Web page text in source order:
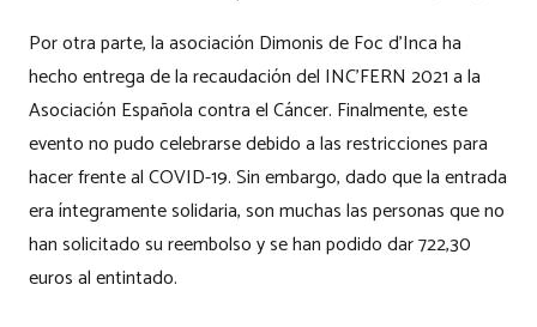
Por otra parte, la asociación Dimonis de Foc d’Inca ha
hecho entrega de la recaudación del INC’FERN 2021 a la
Asociación Española contra el Cáncer. Finalmente, este
evento no pudo celebrarse debido a las restricciones para
hacer frente al COVID-19. Sin embargo, dado que la entrada
era íntegramente solidaria, son muchas las personas que no
han solicitado su reembolso y se han podido dar 722,30
euros al entintado.